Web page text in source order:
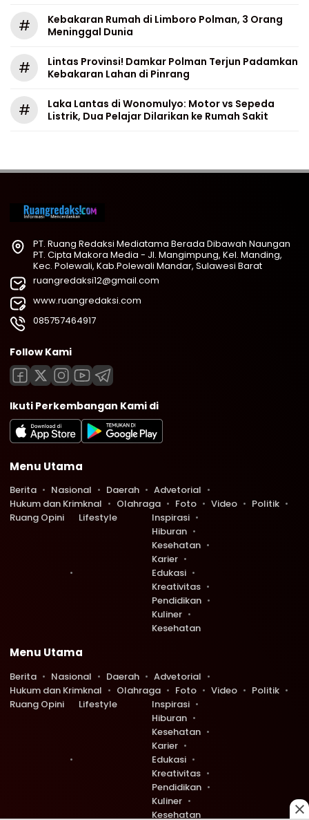
#
Kebakaran Rumah di Limboro Polman, 3 Orang
Meninggal Dunia
#
Lintas Provinsi! Damkar Polman Terjun Padamkan
Kebakaran Lahan di Pinrang
#
Laka Lantas di Wonomulyo: Motor vs Sepeda
Listrik, Dua Pelajar Dilarikan ke Rumah Sakit
PT. Ruang Redaksi Mediatama Berada Dibawah Naungan
PT. Cipta Makora Media - Jl. Mangimpung, Kel. Manding,
Kec. Polewali, Kab.Polewali Mandar, Sulawesi Barat
ruangredaksi12@gmail.com
www.ruangredaksi.com
085757464917
Follow Kami
Ikuti Perkembangan Kami di
Menu Utama
Berita Nasional Daerah
Advetorial
Hukum dan Krimknal
Olahraga Foto Video
Politik
Ruang Opini
Lifestyle
Inspirasi
Hiburan
Kesehatan
Karier
Edukasi
Kreativitas
Pendidikan
Kuliner
Kesehatan
Menu Utama
Berita Nasional Daerah
Advetorial
Hukum dan Krimknal
Olahraga Foto Video
Politik
Ruang Opini
Lifestyle
Inspirasi
Hiburan
Kesehatan
Karier
Edukasi
Kreativitas
Pendidikan
Kuliner
Kesehatan